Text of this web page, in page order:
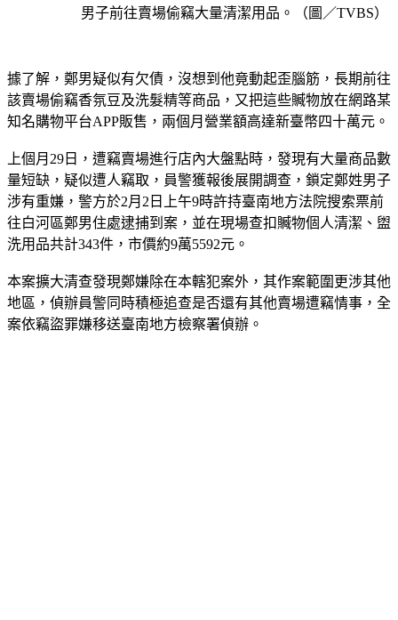
該賣場偷竊香氛豆及洗髮精等商品，又把這些贓物放在網路某
知名購物平台APP販售，兩個月營業額高達新臺幣四十萬元。
量短缺，疑似遭人竊取，員警獲報後展開調查，鎖定鄭姓男子
涉有重嫌，警方於2月2日上午9時許持臺南地方法院搜索票前
往白河區鄭男住處逮捕到案，並在現場查扣贓物個人清潔、盥
洗用品共計343件，市價約9萬5592元。
地區，偵辦員警同時積極追查是否還有其他賣場遭竊情事，全
案依竊盜罪嫌移送臺南地方檢察署偵辦。